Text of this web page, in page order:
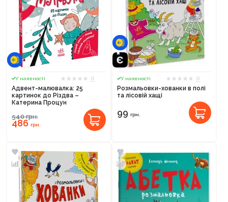
У наявності
0
Адвент-малювалка: 25
картинок до Різдва –
Катерина Процун
540грн.
486грн.
У наявності
0
Розмальовки-хованки в полі
та лісовій хащі
99 грн.